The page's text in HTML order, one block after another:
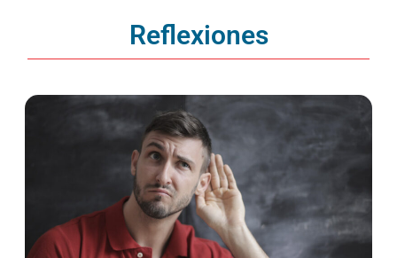
Reflexiones